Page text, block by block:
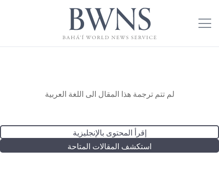
لم تتم ترجمة هذا المقال الى اللغة العربية
إقرأ المحتوى بالإنجليزية
استكشف المقالات المتاحة